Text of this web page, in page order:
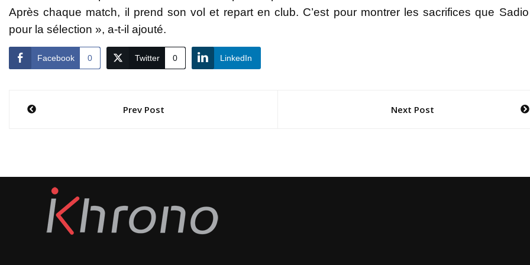
Après chaque match, il prend son vol et repart en club. C’est pour montrer les sacrifices que
pour la sélection », a-t-il ajouté.
Facebook 0 Twitter 0 LinkedIn
Navigation
Prev Post Next Post